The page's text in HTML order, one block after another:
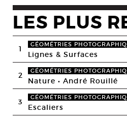
LES PLUS
1 GÉOMÉTRIES
Lignes & Surfaces
2 GÉOMÉTRIES
Nature • André Rouillé
3 GÉOMÉTRIES
Escaliers